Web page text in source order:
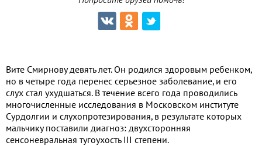
Вите Смирнову девять лет. Он родился здоровым ребенком,
но в четыре года перенес серьезное заболевание, и его
слух стал ухудшаться. В течение всего года проводились
многочисленные исследования в Московском институте
Сурдолгии и слухопротезирования, в результате которых
мальчику поставили диагноз: двухсторонняя
сенсоневральная тугоухость III степени.